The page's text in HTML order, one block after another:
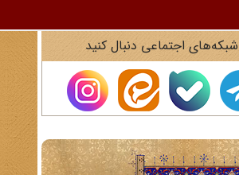
شبکه‌های اجتماعی دنبال کنید